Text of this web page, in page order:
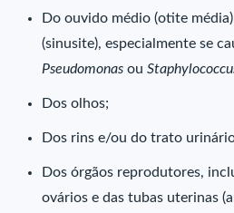
Do ouvido médio (otite
(sinusite), especialmente se
Pseudomonas ou
Dos olhos;
Dos rins e/ou do trato
Dos órgãos reprodutores,
ovários e das tubas uterinas